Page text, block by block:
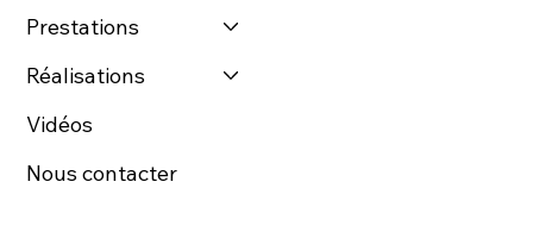
Prestations
Réalisations
Vidéos
Nous contacter